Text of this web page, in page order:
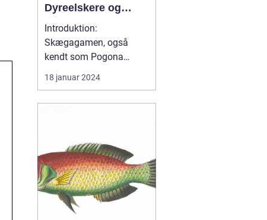
Dyreelskere og
Dyreejere
Introduktion:
Skægagamen, også
kendt som Pogona
vitticeps, er en
fascinerende krybdyrart
Denne artikel vil dykke
ned i de vigtigste
aspekter af
skægagamens liv,
herunder dens adfærd,
levevis og p...
18 januar 2024